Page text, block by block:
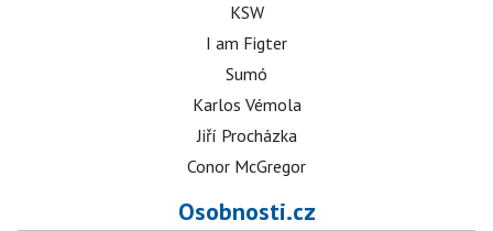
KSW
I am Figter
Sumó
Karlos Vémola
Jiří Procházka
Conor McGregor
Osobnosti.cz